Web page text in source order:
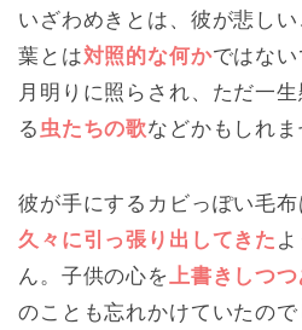
いざわめきとは、彼が悲し
葉とは対照的な何かではない
月明りに照らされ、ただ一
る 虫たちの歌などかもしれま
彼が手にするカビっぽい毛
久々に引っ張り出してきた
ん。子供の心を上書きしつ
のことも忘れかけていたので